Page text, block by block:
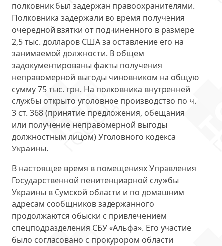
полковник был задержан правоохранителями.
Полковника задержали во время получения
очередной взятки от подчиненного в размере
2,5 тыс. долларов СШАза оставление его на
занимаемой должности. В общем
задокументированы факты получения
неправомерной выгоды чиновником на общую
сумму 75 тыс. грн. На полковника внутренней
службы открыто уголовное производство по ч.
3 ст. 368 (принятие предложения, обещания
или получение неправомерной выгоды
должностным лицом) Уголовного кодекса
Украины.
В настоящее время в помещениях Управления
Государственной пенитенциарной службы
Украины в Сумской области и по домашним
адресам сообщников задержанного
продолжаются обыски с привлечением
спецподразделения СБУ «Альфа». Его участие
было согласовано с прокурором области